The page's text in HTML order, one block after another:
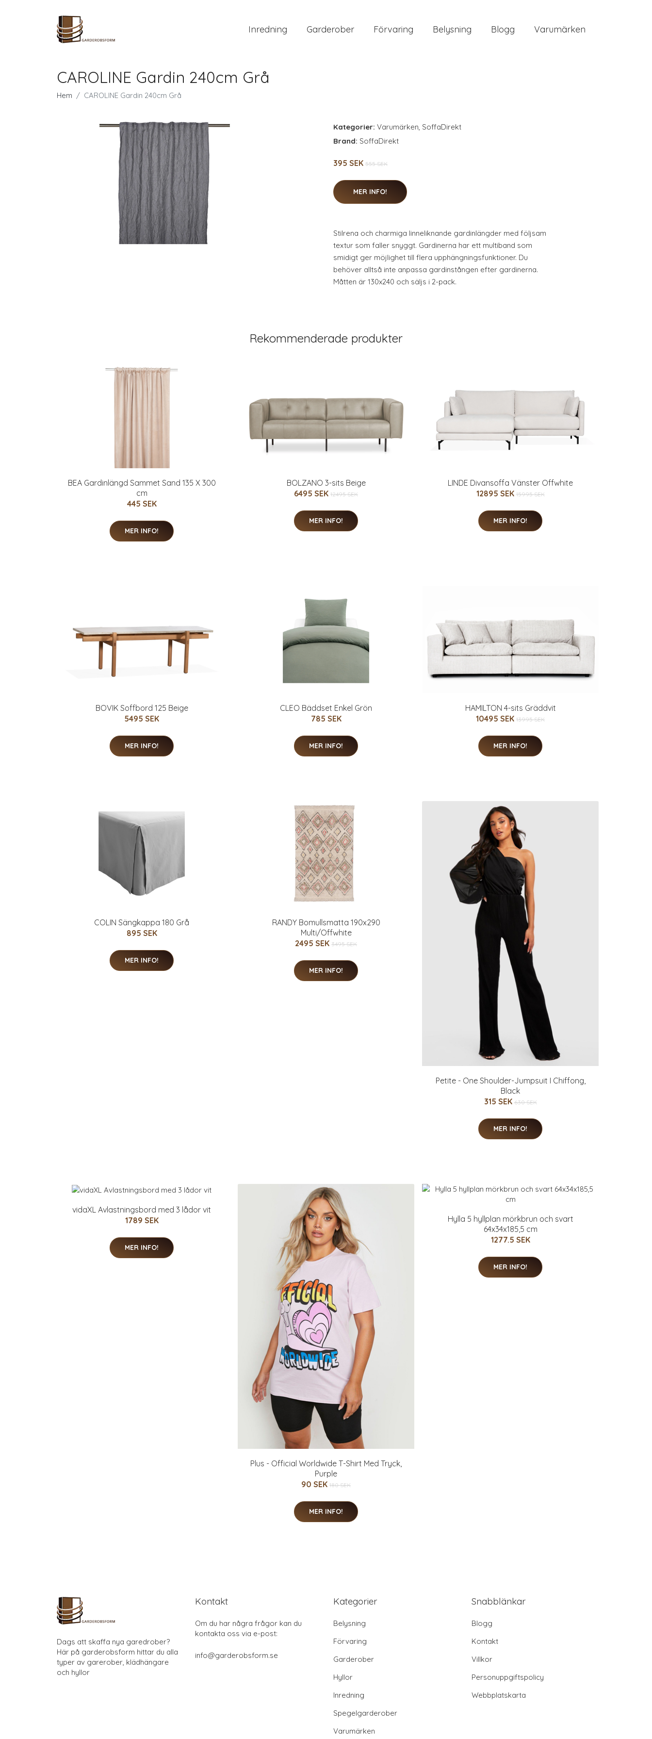
Inredning Garderober Förvaring Belysning Blogg Varumärken
CAROLINE Gardin 240cm Grå
Hem CAROLINE Gardin 240cm Grå
Kategorier: Varumärken, SoffaDirekt
Brand: SoffaDirekt
395 SEK 555 SEK
MER INFO!
Stilrena och charmiga linneliknande gardinlängder med följsam
textur som faller snyggt. Gardinerna har ett multiband som
smidigt ger möjlighet till flera upphängningsfunktioner. Du
behöver alltså inte anpassa gardinstången efter gardinerna.
Måtten är 130x240 och säljs i 2-pack.
Rekommenderade produkter
BEA Gardinlängd Sammet Sand 135 X 300
cm
445 SEK
MER INFO!
BOLZANO 3-sits Beige
6495 SEK 12495 SEK
MER INFO!
LINDE Divansoffa Vänster Offwhite
12895 SEK 15995 SEK
MER INFO!
BOVIK Soffbord 125 Beige
5495 SEK
MER INFO!
CLEO Bäddset Enkel Grön
785 SEK
MER INFO!
HAMILTON 4-sits Gräddvit
10495 SEK 13995 SEK
MER INFO!
COLIN Sängkappa 180 Grå
895 SEK
MER INFO!
RANDY Bomullsmatta 190x290
Multi/Offwhite
2495 SEK 3495 SEK
MER INFO!
Petite - One Shoulder-Jumpsuit I Chiffong,
Black
315 SEK 630 SEK
MER INFO!
vidaXL Avlastningsbord med 3 lådor vit
1789 SEK
MER INFO!
Plus - Official Worldwide T-Shirt Med Tryck,
Purple
90 SEK 180 SEK
MER INFO!
Hylla 5 hyllplan mörkbrun och svart
64x34x185,5 cm
1277.5 SEK
MER INFO!
Dags att skaffa nya garedrober?
Här på garderobsform hittar du alla
typer av garerober, klädhängare
och hyllor
Kontakt
Om du har några frågor kan du
kontakta oss via e-post:
info@garderobsform.se
Kategorier
Belysning
Förvaring
Garderober
Hyllor
Inredning
Spegelgarderober
Varumärken
Snabblänkar
Blogg
Kontakt
Villkor
Personuppgiftspolicy
Webbplatskarta